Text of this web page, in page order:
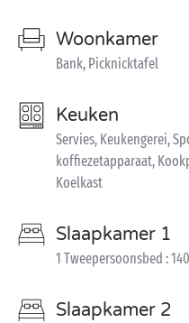
Woonkamer
Bank, Picknicktafel
Keuken
Servies, Keukengerei,
koffiezetapparaat,
Koelkast
Slaapkamer 1
1 Tweepersoonsbed :
Slaapkamer 2